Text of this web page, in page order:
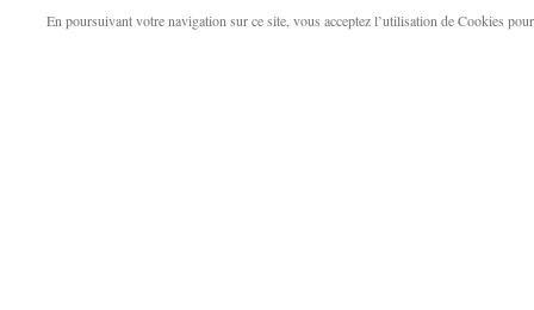
En poursuivant votre navigation sur ce site, vous acceptez l’utilisation de Cookies